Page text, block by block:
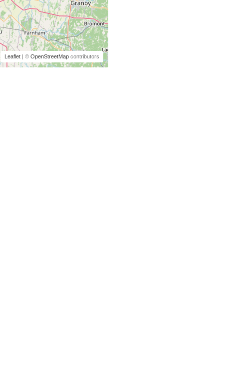
Leaflet| © OpenStreetMapcontributors